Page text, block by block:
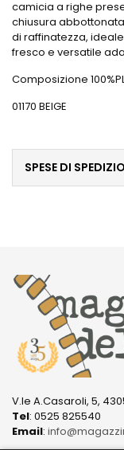
camicia a righe
chiusura
di raffinatezza,
fresco e versatile
Composizione
01170 BEIGE
SPESE DI
V.le A.Casaroli, 5,
Tel: 0525 825540
Email: